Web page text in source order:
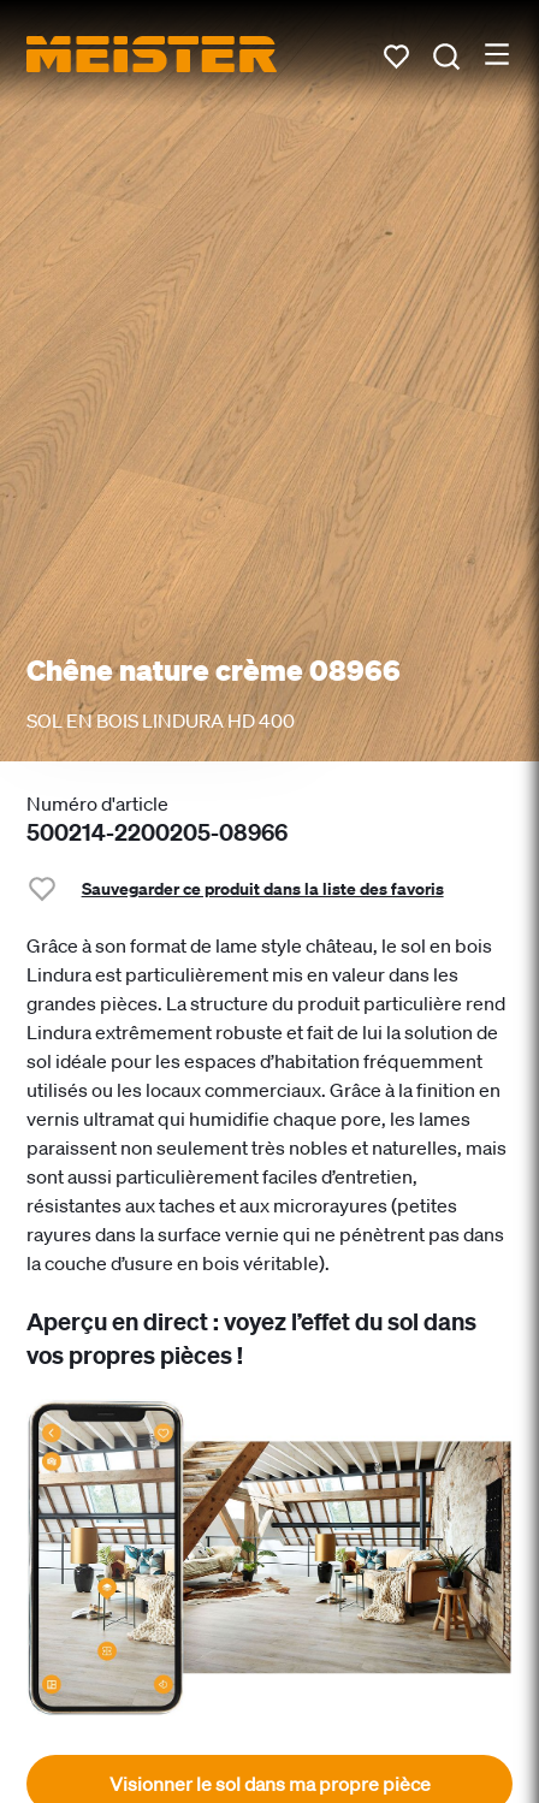
Chêne nature crème 08966
SOL EN BOIS LINDURA HD 400
Numéro d'article
500214-2200205-08966
Sauvegarder ce produit dans la liste des favoris
Grâce à son format de lame style château, le sol en bois
Lindura est particulièrement mis en valeur dans les
grandes pièces. La structure du produit particulière rend
Lindura extrêmement robuste et fait de lui la solution de
sol idéale pour les espaces d’habitation fréquemment
utilisés ou les locaux commerciaux. Grâce à la finition en
vernis ultramat qui humidifie chaque pore, les lames
paraissent non seulement très nobles et naturelles, mais
sont aussi particulièrement faciles d’entretien,
résistantes aux taches et aux microrayures (petites
rayures dans la surface vernie qui ne pénètrent pas dans
la couche d’usure en bois véritable).
Aperçu en direct : voyez l’effet du sol dans
vos propres pièces !
Visionner le sol dans ma propre pièce